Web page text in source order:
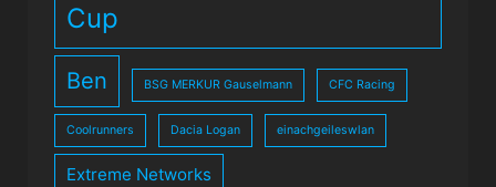
Cup
Ben BSG MERKUR Gauselmann CFC Racing
Coolrunners Dacia Logan einachgeileswlan
Extreme Networks